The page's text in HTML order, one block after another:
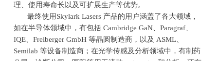
理、使用寿命长以及可扩展生产等优势。
最终使用Skylark Lasers 产品的用户涵盖了各大领域，
如在半导体领域中，有包括 Cambridge GaN 、Paragraf
IQE 、Freiberger GmbH等晶圆制造商，以及 ASML
Semilab等设备制造商；在光学传感及分析领域中，有制药